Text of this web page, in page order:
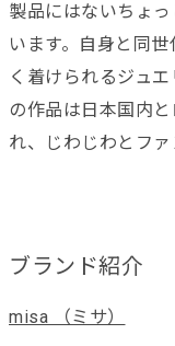
製品にはないちょ
います。自身と同
く着けられるジュ
の作品は日本国内
れ、じわじわとファ
ブランド紹介
misa （ミサ）